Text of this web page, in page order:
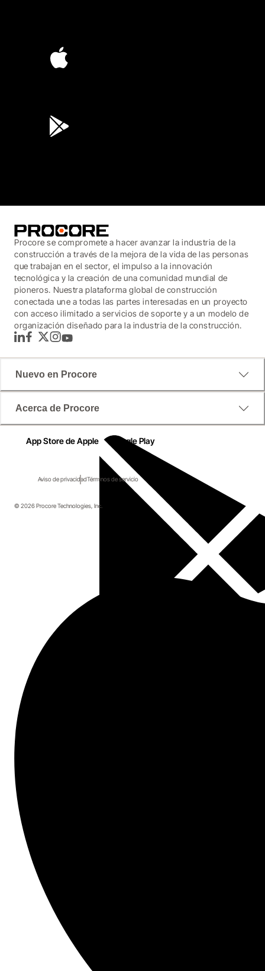
Procore se compromete a hacer avanzar la industria de la
construcción a través de la mejora de la vida de las personas
que trabajan en el sector, el impulso a la innovación
tecnológica y la creación de una comunidad mundial de
pioneros. Nuestra plataforma global de construcción
conectada une a todas las partes interesadas en un proyecto
con acceso ilimitado a servicios de soporte y a un modelo de
organización diseñado para la industria de la construcción.
LinkedInFacebook
TwitterInstagram
YouTube
Nuevo en Procore
Acerca de Procore
App Store de Apple Google Play
Aviso de privacidadTérminos de servicio
© 2026 Procore Technologies, Inc.